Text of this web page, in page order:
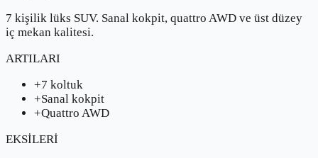
7 kişilik lüks SUV. Sanal kokpit, quattro AWD ve üst düzey
iç mekan kalitesi.
ARTILARI
+7 koltuk
+Sanal kokpit
+Quattro AWD
EKSİLERİ